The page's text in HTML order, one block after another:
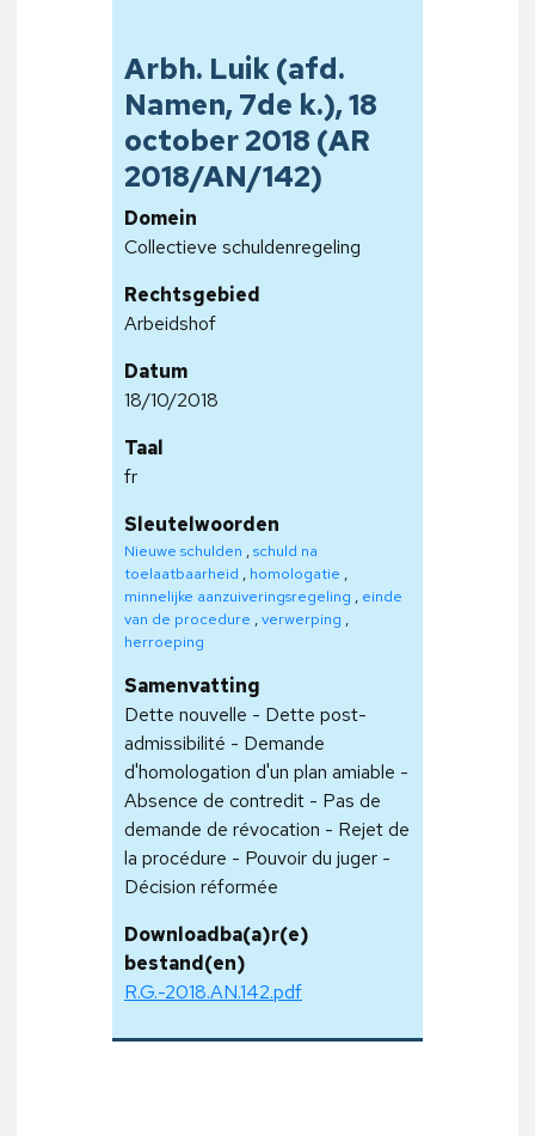
Arbh. Luik (afd.
Namen, 7de k.), 18
october 2018 (AR
2018/AN/142)
Domein
Collectieve schuldenregeling
Rechtsgebied
Arbeidshof
Datum
18/10/2018
Taal
fr
Sleutelwoorden
Nieuwe schulden ,schuld na
toelaatbaarheid , homologatie ,
minnelijke aanzuiveringsregeling , einde
van de procedure ,verwerping ,
herroeping
Samenvatting
Dette nouvelle - Dette post-
admissibilité - Demande
d'homologation d'un plan amiable -
Absence de contredit - Pas de
demande de révocation - Rejet de
la procédure - Pouvoir du juger -
Décision réformée
Downloadba(a)r(e)
bestand(en)
R.G.-2018.AN.142.pdf